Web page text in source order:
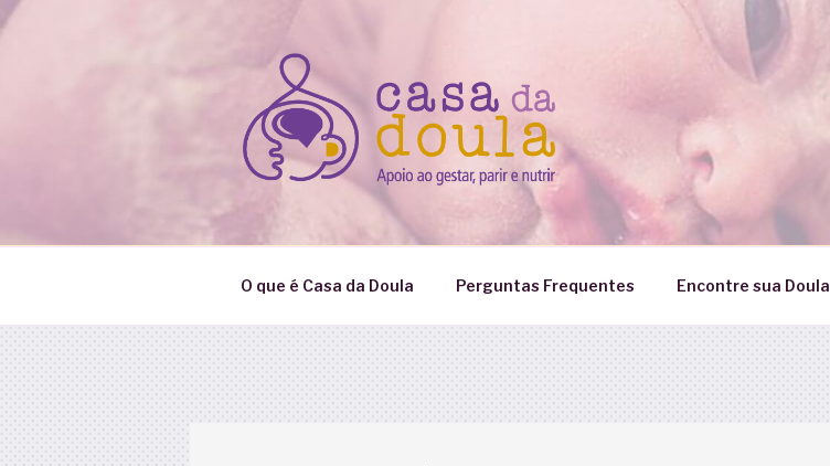
Pular
O que é Casa da Doula Perguntas Frequentes Encontre sua Doula